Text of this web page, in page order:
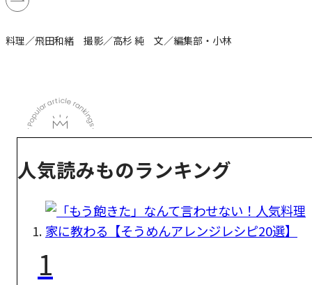
料理／飛田和緒 撮影／高杉 純 文／編集部・小林
人気読みものランキング
1